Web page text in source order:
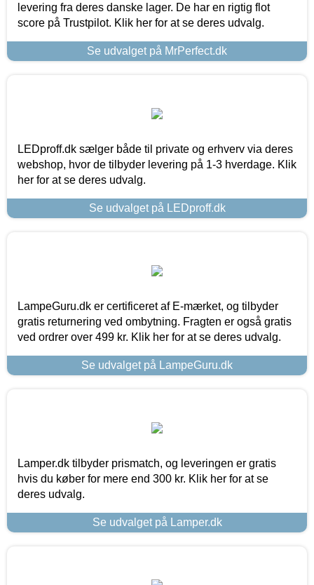
levering fra deres danske lager. De har en rigtig flot
score på Trustpilot. Klik her for at se deres udvalg.
Se udvalget på MrPerfect.dk
LEDproff.dk sælger både til private og erhverv via deres
webshop, hvor de tilbyder levering på 1-3 hverdage. Klik
her for at se deres udvalg.
Se udvalget på LEDproff.dk
LampeGuru.dk er certificeret af E-mærket, og tilbyder
gratis returnering ved ombytning. Fragten er også gratis
ved ordrer over 499 kr. Klik her for at se deres udvalg.
Se udvalget på LampeGuru.dk
Lamper.dk tilbyder prismatch, og leveringen er gratis
hvis du køber for mere end 300 kr. Klik her for at se
deres udvalg.
Se udvalget på Lamper.dk